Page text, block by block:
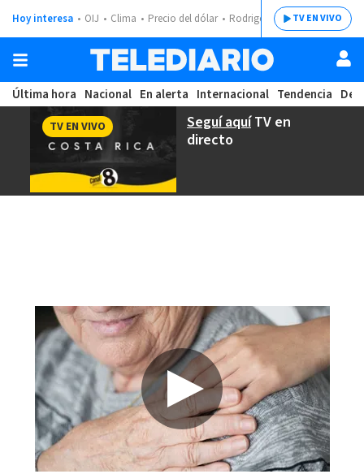
Hoy interesa OIJ Clima Precio del dólar Rodrigo ChavesTV EN VIVO
Última hora Nacional En alerta Internacional Tendencia
Seguí aquíTV en
directo
TV EN VIVO